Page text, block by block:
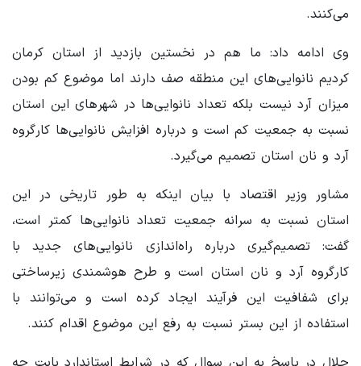
می‌کنند.
وی ادامه داد: ما هم در نخستین بازدید از استان کرمان
کردیم نانوایی‌های این منطقه صف دارند اما موضوع کم بودن
میزان آرد نیست بلکه تعداد نانوایی‌ها در شهرهای این استان
نسبت به جمعیت کم است و درباره افزایش نانوایی‌ها کارگروه
آرد و نان استان تصمیم می‌گیرد.
مشاور وزیر اقتصاد با بیان اینکه به طور تاریخی در این
استان نسبت به سرانه جمعیت تعداد نانوایی‌ها کمتر است،
گفت: تصمیم‌گیری درباره راه‌اندازی نانوایی‌های جدید با
کارگروه آرد و نان استان است و طرح هوشمندی زیرساختی
برای شفافیت این فرآیند ایجاد کرده‌ است و می‌توانند با
استفاده از این بستر نسبت به رفع این موضوع اقدام کنند.